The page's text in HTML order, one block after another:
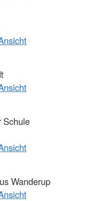
Schule
Wanderup